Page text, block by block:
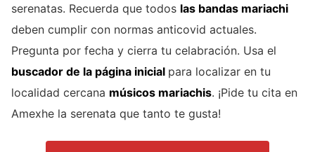
serenatas. Recuerda que todos las bandas mariachi
deben cumplir con normas anticovid actuales.
Pregunta por fecha y cierra tu celabración. Usa el
buscador de la página inicial para localizar en tu
localidad cercana músicos mariachis. ¡Pide tu cita en
Amexhe la serenata que tanto te gusta!